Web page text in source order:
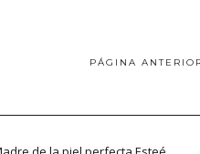
PÁGINA